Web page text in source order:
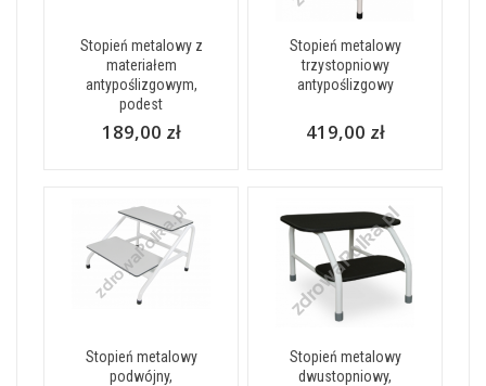
Stopień metalowy z
materiałem
antypoślizgowym,
podest
189,00 zł
Stopień metalowy
trzystopniowy
antypoślizgowy
419,00 zł
Stopień metalowy
podwójny,
Stopień metalowy
dwustopniowy,